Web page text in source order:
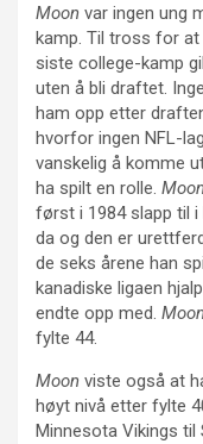
Moon var ingen ung
kamp. Til tross for at
siste college-kamp
uten å bli draftet.
ham opp etter
hvorfor ingen NFL-
vanskelig å komme
ha spilt en rolle.
først i 1984 slapp til i
da og den er
de seks årene han
kanadiske ligaen
endte opp med.
fylte 44.
Moon viste også at
høyt nivå etter fylte
Minnesota Vikings til